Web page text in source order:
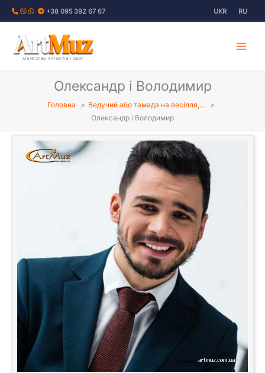
Перейти
+38 095 392 67 67 UKR RU
АГЕНТСТВО АРТИСТІВ І СВЯТ
Олександр і Володимир
Головна
Ведучий або тамада на весілля,…
Олександр і Володимир